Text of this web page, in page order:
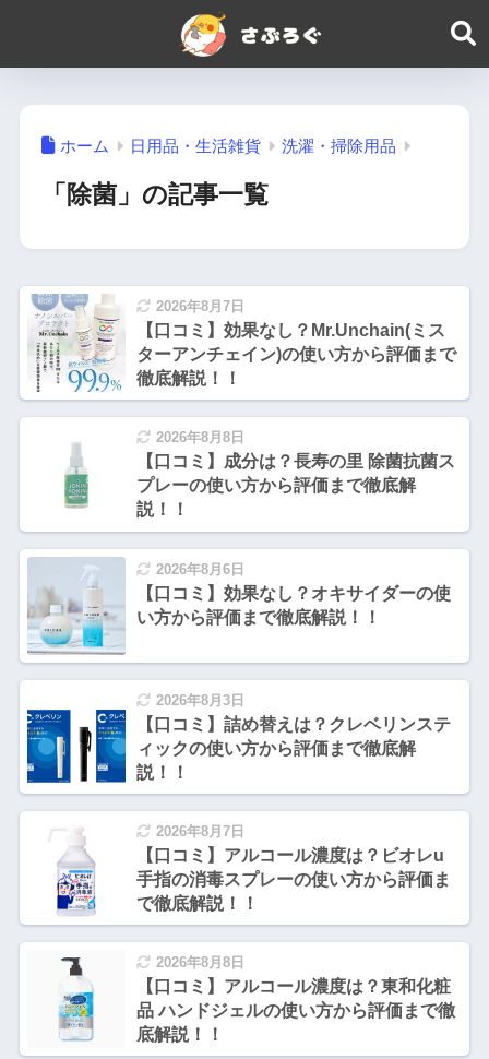
ホーム 日用品・生活雑貨 洗濯・掃除用品
「除菌」の記事一覧
2026年8月7日
【口コミ】効果なし？Mr.Unchain(ミス
ターアンチェイン)の使い方から評価まで
徹底解説！！
2026年8月8日
【口コミ】成分は？長寿の里 除菌抗菌ス
プレーの使い方から評価まで徹底解
説！！
2026年8月6日
【口コミ】効果なし？オキサイダーの使
い方から評価まで徹底解説！！
2026年8月3日
【口コミ】詰め替えは？クレベリンステ
ィックの使い方から評価まで徹底解
説！！
2026年8月7日
【口コミ】アルコール濃度は？ビオレu
手指の消毒スプレーの使い方から評価ま
で徹底解説！！
2026年8月8日
【口コミ】アルコール濃度は？東和化粧
品 ハンドジェルの使い方から評価まで徹
底解説！！